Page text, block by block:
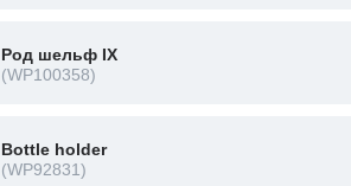
Род шельф IX
(WP100358)
Bottle holder
(WP92831)